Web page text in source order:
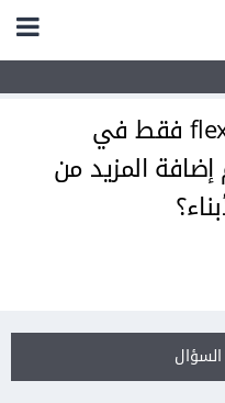
هل يتم تطبيق flex فقط في
إضافة المزيد من